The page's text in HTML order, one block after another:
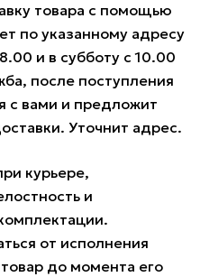
товара с помощью
по указанному адресу
и в субботу с 10.00
после поступления
с вами и предложит
Уточнит адрес.
курьере,
и
от исполнения
до момента его